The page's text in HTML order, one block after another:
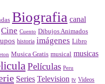
Biografia canal
Cine Cuento Dibujos Animados
historia imágenes Libro
Musica Gratis musical musicas
Películas Peru
Series Television tv Videos